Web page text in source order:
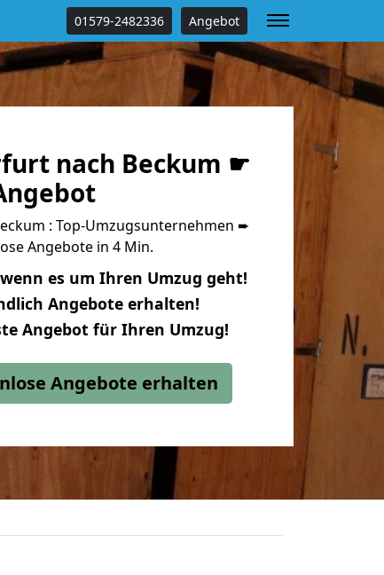
01579-2482336 Angebot
nach Beckum ☛
: Top-Umzugsunternehmen ➨
Angebote in 4 Min.
es um Ihren Umzug geht!
Angebote erhalten!
Angebot für Ihren Umzug!
Angebote erhalten